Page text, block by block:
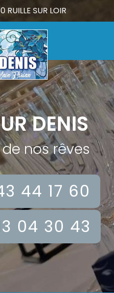
SUR LOIR
DENIS
nos rêves
44 17 60
04 30 43